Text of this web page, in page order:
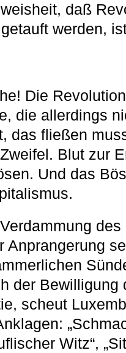
daß
werden,
Die
die allerdings
das fließen
Blut zur
Und das
Anprangerung
der Bewilligung
scheut
Witz“,